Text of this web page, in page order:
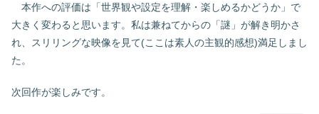
本作への評価は「世界観や設定を理解・楽しめるかどうか」で
大きく変わると思います。私は兼ねてからの「謎」が解き明かさ
れ、スリリングな映像を見て(ここは素人の主観的感想)満足しまし
た。
次回作が楽しみです。